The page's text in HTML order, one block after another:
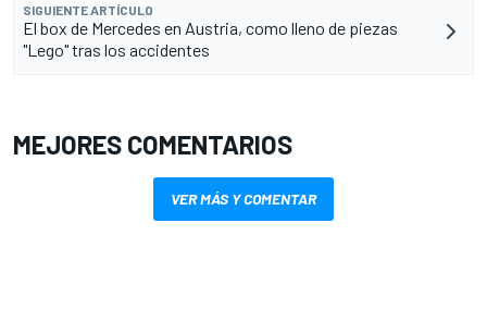
SIGUIENTE ARTÍCULO
El box de Mercedes en Austria, como lleno de piezas
"Lego" tras los accidentes
MEJORES COMENTARIOS
VER MÁS Y COMENTAR